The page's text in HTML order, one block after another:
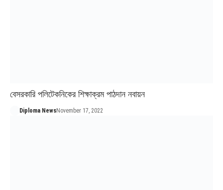
বেসরকারি পলিটেকনিকের শিক্ষাক্রম পাঠদান নবায়ন
Diploma NewsNovember 17, 2022